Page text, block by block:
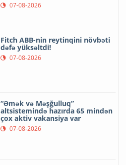
07-08-2026
Fitch ABB-nin reytinqini növbəti
dəfə yüksəltdi!
07-08-2026
“Əmək və Məşğulluq”
altsistemində hazırda 65 mindən
çox aktiv vakansiya var
07-08-2026